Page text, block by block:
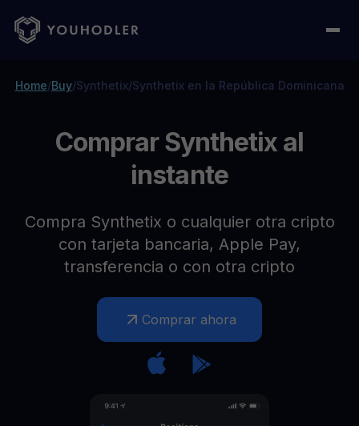
Home/Buy/Synthetix/Synthetix en la República Dominicana
Comprar Synthetix al
instante
Compra Synthetix o cualquier otra cripto
con tarjeta bancaria, Apple Pay,
transferencia o con otra cripto
Comprar ahora